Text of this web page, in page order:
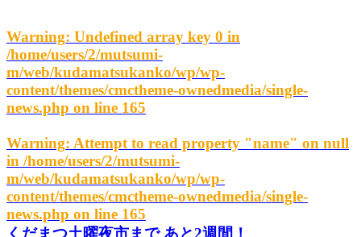
Warning: Undefined array key 0 in
/home/users/2/mutsumi-
m/web/kudamatsukanko/wp/wp-
content/themes/cmctheme-ownedmedia/single-
news.php on line 165
Warning: Attempt to read property "name" on null
in /home/users/2/mutsumi-
m/web/kudamatsukanko/wp/wp-
content/themes/cmctheme-ownedmedia/single-
news.php on line 165